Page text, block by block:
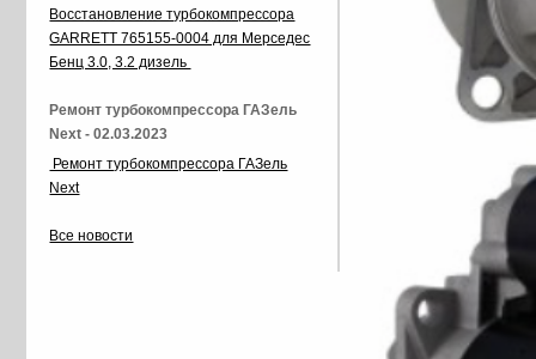
Восстановление турбокомпрессора
GARRETT 765155-0004 для Мерседес
Бенц 3.0, 3.2 дизель
Ремонт турбокомпрессора ГАЗель
Next - 02.03.2023
Ремонт турбокомпрессора ГАЗель
Next
Все новости